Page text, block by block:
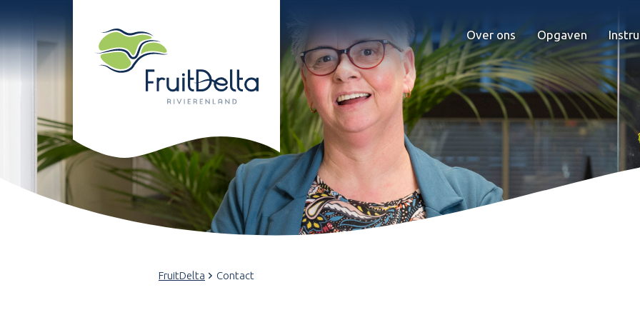
Over ons Opgaven
FruitDelta Contact